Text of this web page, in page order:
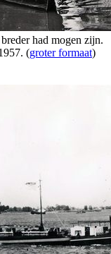
had mogen zijn.
(groter formaat)